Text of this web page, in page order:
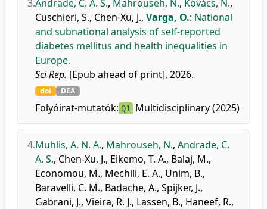
3.Andrade, C. A. S., Mahrouseh, N., Kovács, N.,
Cuschieri, S., Chen-Xu, J., Varga, O.: National
and subnational analysis of self-reported
diabetes mellitus and health inequalities in
Europe.
Sci Rep. [Epub ahead of print], 2026.
doi DEA
Folyóirat-mutatók: Q1 Multidisciplinary (2025)
4.Muhlis, A. N. A., Mahrouseh, N., Andrade, C.
A. S., Chen-Xu, J., Eikemo, T. A., Balaj, M.,
Economou, M., Mechili, E. A., Unim, B.,
Baravelli, C. M., Badache, A., Spijker, J.,
Gabrani, J., Vieira, R. J., Lassen, B., Haneef, R.,